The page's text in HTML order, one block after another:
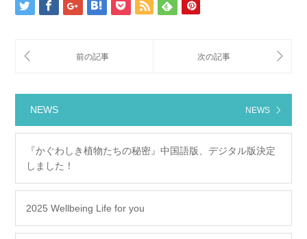
NEWS NEWS
『かぐわしき植物たちの秘密』中国語版、デジタル版決定
しました！
2025 Wellbeing Life for you